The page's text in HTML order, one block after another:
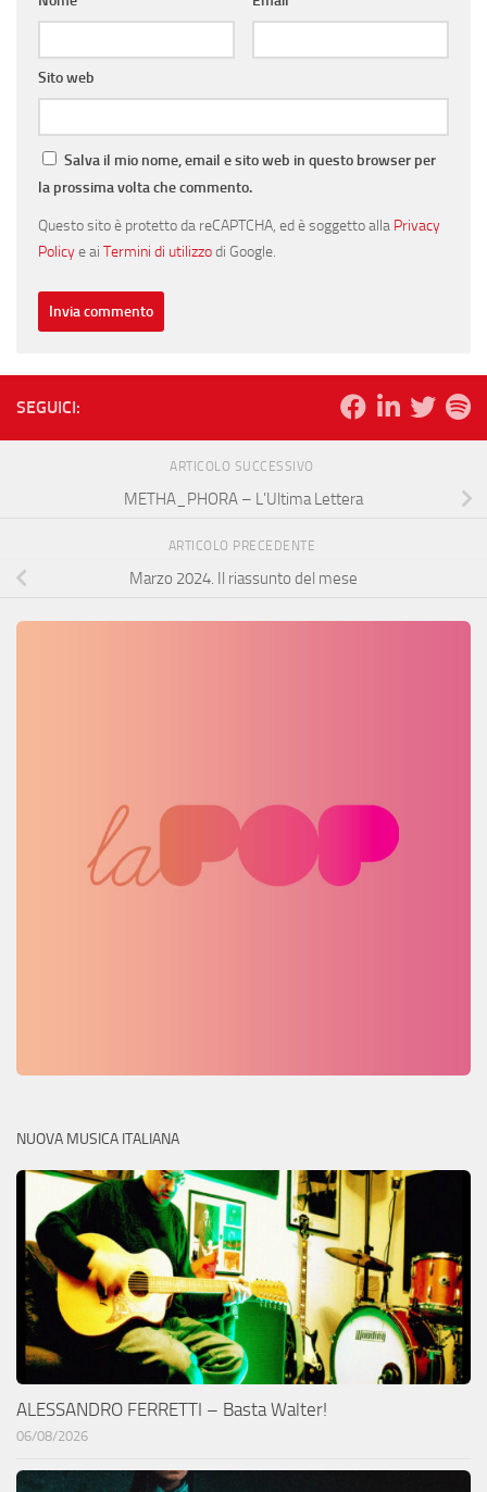
Sito web
Salva il mio nome, email e sito web in questo browser per
la prossima volta che commento.
Questo sito è protetto da reCAPTCHA, ed è soggetto alla Privacy
Policye ai Termini di utilizzodi Google.
SEGUICI:
ARTICOLO SUCCESSIVO
METHA_PHORA – L’Ultima Lettera
ARTICOLO PRECEDENTE
Marzo 2024. Il riassunto del mese
NUOVA MUSICA ITALIANA
ALESSANDRO FERRETTI – Basta Walter!
06/08/2026